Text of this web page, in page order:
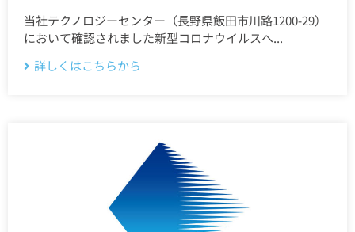
当社テクノロジーセンター（長野県飯田市川路1200-29）
において確認されました新型コロナウイルスへ...
詳しくはこちらから